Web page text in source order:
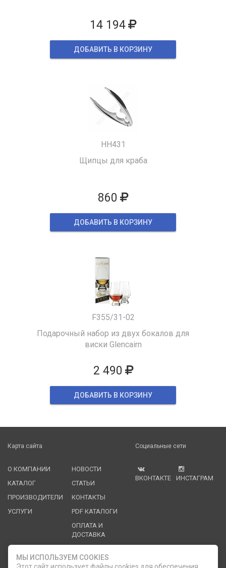
14 194
ДОБАВИТЬ В КОРЗИНУ
HH431
Щипцы для краба
860
ДОБАВИТЬ В КОРЗИНУ
F355/31-02
Подарочный набор из двух бокалов для
виски Glencairn
2 490
ДОБАВИТЬ В КОРЗИНУ
Карта сайта
О КОМПАНИИ
КАТАЛОГ
ПРОИЗВОДИТЕЛИ
УСЛУГИ
НОВОСТИ
СТАТЬИ
КОНТАКТЫ
PDF КАТАЛОГИ
ОПЛАТА И
ДОСТАВКА
Социальные сети
ВКОНТАКТЕ ИНСТАГРАМ
Служба клиентской поддержки
МЫ ИСПОЛЬЗУЕМ COOKIES